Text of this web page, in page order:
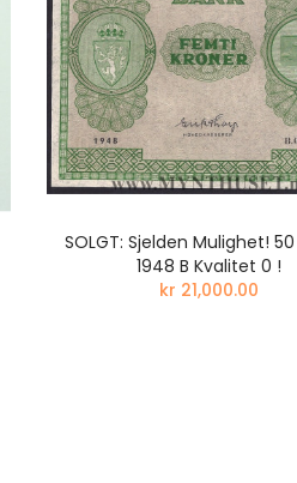
SOLGT: Sjelden Mulighet!
1948 B Kvalitet 0 !
kr 21,000.00